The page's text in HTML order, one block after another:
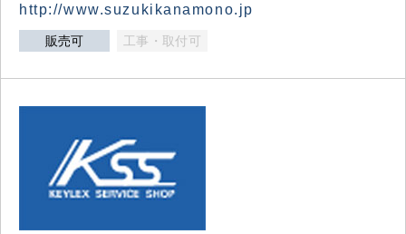
http://www.suzukikanamono.jp
販売可 工事・取付可